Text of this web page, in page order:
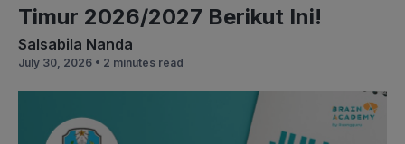
Timur 2026/2027 Berikut Ini!
Salsabila Nanda
July 30, 2026 • 2 minutes read